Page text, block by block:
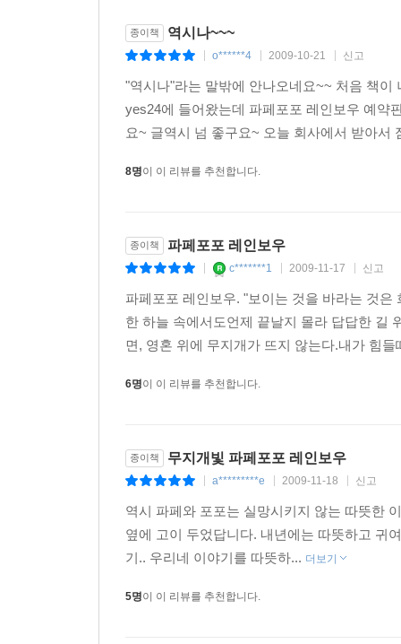
종이책 역시나~~~
o******4 2009-10-21 신고
"역시나"라는 말밖에 안나오네요~~ 처음 책
yes24에 들어왔는데 파페포포 레인보우 예약
요~ 글역시 넘 좋구요~ 오늘 회사에서 받아
8명이 이 리뷰를 추천합니다.
종이책 파페포포 레인보우
c*******1 2009-11-17 신고
파페포포 레인보우. "보이는 것을 바라는 것
한 하늘 속에서도언제 끝날지 몰라 답답한 길
면, 영혼 위에 무지개가 뜨지 않는다.내가 힘
6명이 이 리뷰를 추천합니다.
종이책 무지개빛 파페포포 레인보우
a*********e 2009-11-18 신고
역시 파페와 포포는 실망시키지 않는 따뜻한
옆에 고이 두었답니다. 내년에는 따뜻하고 귀
기.. 우리네 이야기를 따뜻하... 더보기
5명이 이 리뷰를 추천합니다.